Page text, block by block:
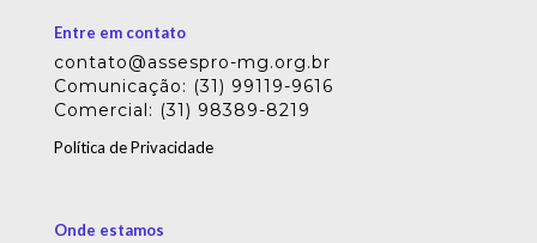
Entre em contato
contato@assespro-mg.org.br
Comunicação: (31) 99119-9616
Comercial: (31) 98389-8219
Política de Privacidade
Onde estamos